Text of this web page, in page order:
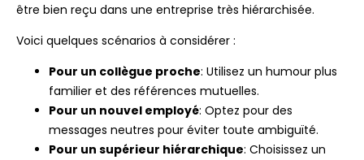
être bien reçu dans une entreprise très hiérarchisée.
Voici quelques scénarios à considérer :
Pour un collègue proche: Utilisez un humour plus
familier et des références mutuelles.
Pour un nouvel employé: Optez pour des
messages neutres pour éviter toute ambiguïté.
Pour un supérieur hiérarchique: Choisissez un